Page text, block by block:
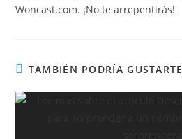
Woncast.com. ¡No te arrepentirás!
TAMBIÉN PODRÍA GUSTARTE